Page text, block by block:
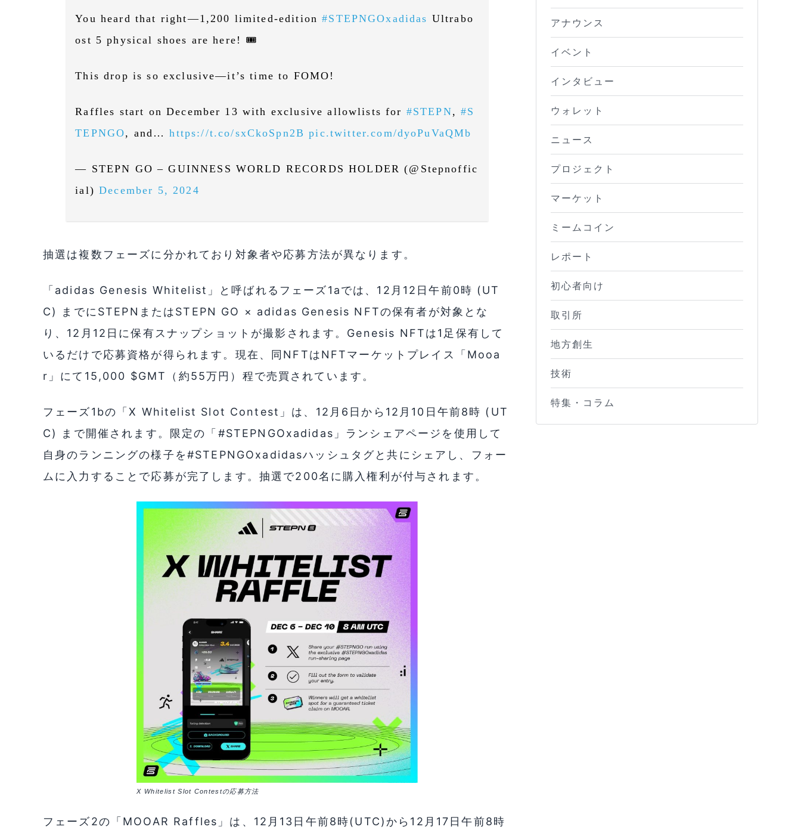
You heard that right—1,200 limited-edition#STEPNGOxadidas Ultrabo
ost 5 physical shoes are here! 🎟️
This drop is so exclusive—it’s time to FOMO!
Raffles start on December 13 with exclusive allowlists for #STEPN,#S
TEPNGO, and…https://t.co/sxCkoSpn2B pic.twitter.com/dyoPuVaQMb
— STEPN GO – GUINNESS WORLD RECORDS HOLDER (@Stepnoffic
ial)December 5, 2024
抽選は複数フェーズに分かれており対象者や応募方法が異なります。
「adidas Genesis Whitelist」と呼ばれるフェーズ1aでは、12月12日午前0時 (UT
C) までにSTEPNまたはSTEPN GO × adidas Genesis NFTの保有者が対象とな
り、12月12日に保有スナップショットが撮影されます。Genesis NFTは1足保有して
いるだけで応募資格が得られます。現在、同NFTはNFTマーケットプレイス「Mooa
r」にて15,000 $GMT（約55万円）程で売買されています。
フェーズ1bの「X Whitelist Slot Contest」は、12月6日から12月10日午前8時 (UT
C) まで開催されます。限定の「#STEPNGOxadidas」ランシェアページを使用して
自身のランニングの様子を#STEPNGOxadidasハッシュタグと共にシェアし、フォー
ムに入力することで応募が完了します。抽選で200名に購入権利が付与されます。
X Whitelist Slot Contestの応募方法
フェーズ2の「MOOAR Raffles」は、12月13日午前8時(UTC)から12月17日午前8時
アナウンス
イベント
インタビュー
ウォレット
ニュース
プロジェクト
マーケット
ミームコイン
レポート
初心者向け
取引所
地方創生
技術
特集・コラム